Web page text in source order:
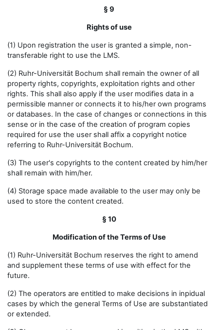
§ 9
Rights of use
(1) Upon registration the user is granted a simple, non-
transferable right to use the LMS.
(2) Ruhr-Universität Bochum shall remain the owner of all
property rights, copyrights, exploitation rights and other
rights. This shall also apply if the user modifies data in a
permissible manner or connects it to his/her own programs
or databases. In the case of changes or connections in this
sense or in the case of the creation of program copies
required for use the user shall affix a copyright notice
referring to Ruhr-Universität Bochum.
(3) The user's copyrights to the content created by him/her
shall remain with him/her.
(4) Storage space made available to the user may only be
used to store the content created.
§ 10
Modification of the Terms of Use
(1) Ruhr-Universität Bochum reserves the right to amend
and supplement these terms of use with effect for the
future.
(2) The operators are entitled to make decisions in inpidual
cases by which the general Terms of Use are substantiated
or extended.